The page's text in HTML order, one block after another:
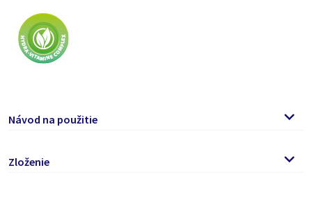
Návod na použitie
naneste na suché ruky (bez namočenia vodou)..
Zloženie